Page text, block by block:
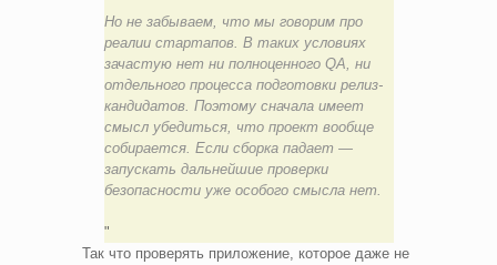
Но не забываем, что мы говорим про
реалии стартапов. В таких условиях
зачастую нет ни полноценного QA, ни
отдельного процесса подготовки релиз-
кандидатов. Поэтому сначала имеет
смысл убедиться, что проект вообще
собирается. Если сборка падает —
запускать дальнейшие проверки
безопасности уже особого смысла нет.
Так что проверять приложение, которое даже не